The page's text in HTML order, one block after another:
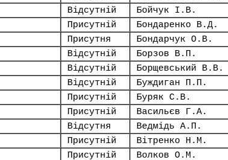
Відсутній Бойчук І.В.
Присутній Бондаренко В.Д.
Присутня Бондарчук О.В.
Відсутній Борзов В.П.
Відсутній Борщевський В.В.
Відсутній Буждиган П.П.
Присутній Буряк С.В.
Присутній Васильєв Г.А.
Відсутня Ведмідь А.П.
Присутній Вітренко Н.М.
Присутній Волков О.М.